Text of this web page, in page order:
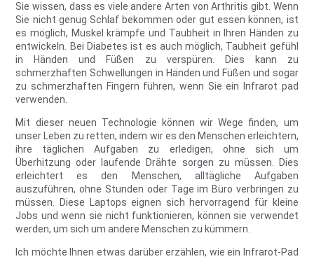
Sie wissen, dass es viele andere Arten von Arthritis gibt. Wenn
Sie nicht genug Schlaf bekommen oder gut essen können, ist
es möglich, Muskel krämpfe und Taubheit in Ihren Händen zu
entwickeln. Bei Diabetes ist es auch möglich, Taubheit gefühl
in Händen und Füßen zu verspüren. Dies kann zu
schmerzhaften Schwellungen in Händen und Füßen und sogar
zu schmerzhaften Fingern führen, wenn Sie ein Infrarot pad
verwenden.
Mit dieser neuen Technologie können wir Wege finden, um
unser Leben zu retten, indem wir es den Menschen erleichtern,
ihre täglichen Aufgaben zu erledigen, ohne sich um
Überhitzung oder laufende Drähte sorgen zu müssen. Dies
erleichtert es den Menschen, alltägliche Aufgaben
auszuführen, ohne Stunden oder Tage im Büro verbringen zu
müssen. Diese Laptops eignen sich hervorragend für kleine
Jobs und wenn sie nicht funktionieren, können sie verwendet
werden, um sich um andere Menschen zu kümmern.
Ich möchte Ihnen etwas darüber erzählen, wie ein Infrarot-Pad